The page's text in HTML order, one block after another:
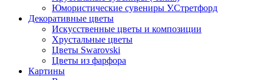
Юмористические сувениры У.Стретфорд
Декоративные цветы
Искусственные цветы и композиции
Хрустальные цветы
Цветы Swarovski
Цветы из фарфора
Картины